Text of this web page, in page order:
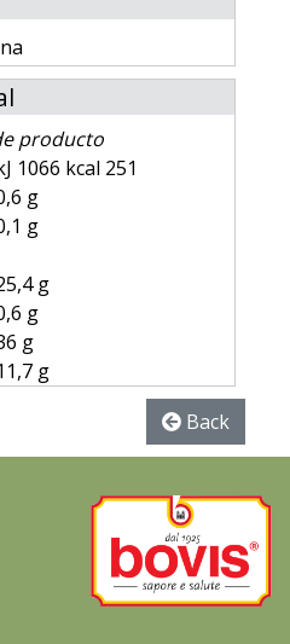
producto
1066 kcal 251
g
g
g
g
g
g
Back